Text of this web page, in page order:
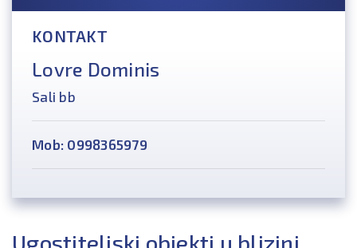
KONTAKT
Lovre Dominis
Sali bb
Mob: 0998365979
Ugostiteljski objekti u blizini